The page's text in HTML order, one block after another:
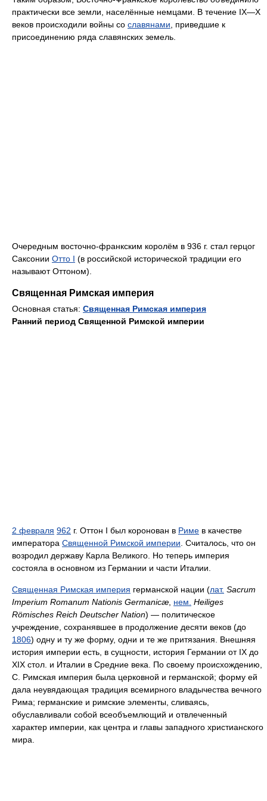
практически все земли, населённые немцами. В течение IX—X
веков происходили войны со славянами , приведшие к
присоединению ряда славянских земель.
Очередным восточно-франкским королём в 936 г. стал герцог
Саксонии Отто I (в российской исторической традиции его
называют Оттоном).
Священная Римская империя
Основная статья: Священная Римская империя
Ранний период Священной Римской империи
2 февраля 962 г. Оттон I был коронован в Риме в качестве
императора Священной Римской империи . Считалось, что он
возродил державу Карла Великого. Но теперь империя
состояла в основном из Германии и части Италии.
Священная Римская империя германской нации (лат. Sacrum
Imperium Romanum Nationis Germanicæ нем. Heiliges
Römisches Reich Deutscher Nation) — политическое
учреждение, сохранявшее в продолжение десяти веков (до
1806) одну и ту же форму, одни и те же притязания. Внешняя
история империи есть, в сущности, история Германии от IX до
XIX стол. и Италии в Средние века. По своему происхождению,
С. Римская империя была церковной и германской; форму ей
дала неувядающая традиция всемирного владычества вечного
Рима; германские и римские элементы, сливаясь,
обуславливали собой всеобъемлющий и отвлеченный
характер империи, как центра и главы западного христианского
мира.